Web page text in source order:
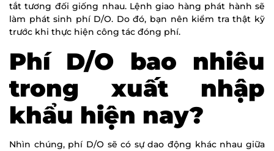
tắt tương đối giống nhau. Lệnh giao hàng phát hành sẽ
làm phát sinh phí D/O. Do đó, bạn nên kiểm tra thật kỹ
trước khi thực hiện công tác đóng phí.
Phí D/O bao nhiêu
trong xuất nhập
khẩu hiện nay?
Nhìn chúng, phí D/O sẽ có sự dao động khác nhau giữa